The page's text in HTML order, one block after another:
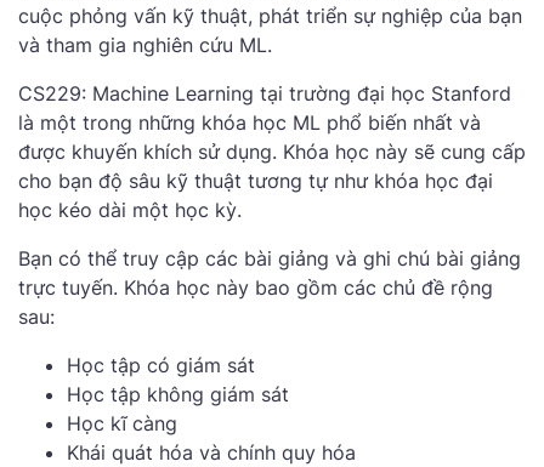
cuộc phỏng vấn kỹ thuật, phát triển sự nghiệp của bạn
và tham gia nghiên cứu ML.
CS229: Machine Learning tại trường đại học Stanford
là một trong những khóa học ML phổ biến nhất và
được khuyến khích sử dụng. Khóa học này sẽ cung cấp
cho bạn độ sâu kỹ thuật tương tự như khóa học đại
học kéo dài một học kỳ.
Bạn có thể truy cập các bài giảng và ghi chú bài giảng
trực tuyến. Khóa học này bao gồm các chủ đề rộng
sau:
Học tập có giám sát
Học tập không giám sát
Học kĩ càng
Khái quát hóa và chính quy hóa